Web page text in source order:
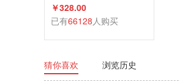
￥328.00
已有66128人购买
猜你喜欢 浏览历史